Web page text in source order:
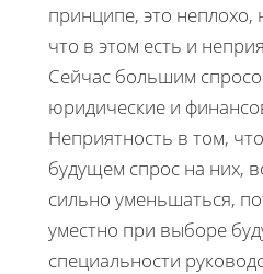
принципе, это неплохо,
что в этом есть и
Сейчас большим
юридические и
Неприятность в том,
будущем спрос на них,
сильно уменьшаться,
уместно при выборе
специальности